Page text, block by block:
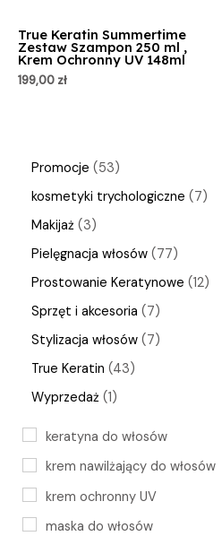
Promocje 53
kosmetyki trychologiczne 7
Makijaż 3
Pielęgnacja włosów 77
Prostowanie Keratynowe 12
Sprzęt i akcesoria 7
Stylizacja włosów 7
True Keratin 43
Wyprzedaż 1
keratyna do włosów
krem nawilżający do włosów
krem ochronny UV
maska do włosów
True Keratin Summertime
Zestaw Szampon 250 ml ,
Krem Ochronny UV 148ml
199,00 zł